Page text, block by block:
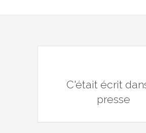
C'était écrit
presse